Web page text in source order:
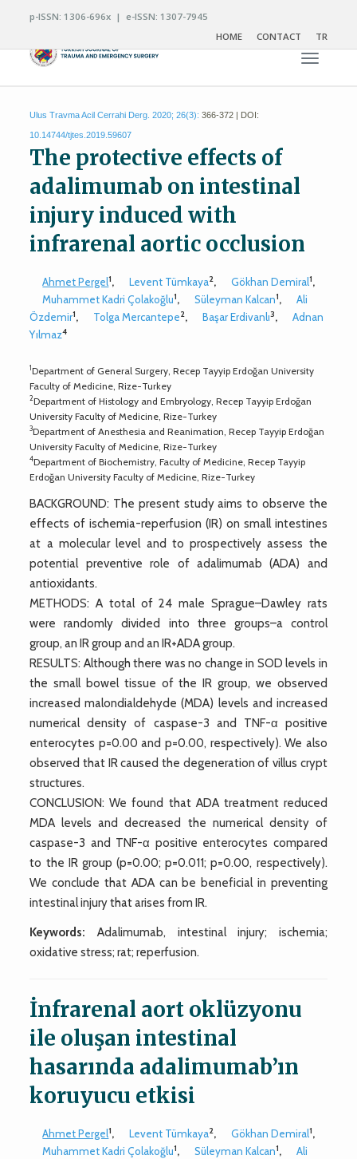
p-ISSN: 1306-696x | e-ISSN: 1307-7945
HOME
CONTACT TR
Toggle
Ulus Travma Acil Cerrahi Derg. 2020; 26(3): 366-372 | DOI:
10.14744/tjtes.2019.59607
The protective effects of
adalimumab on intestinal
injury induced with
infrarenal aortic occlusion
Ahmet Pergel1, Levent Tümkaya2, Gökhan Demiral1,
Muhammet Kadri Çolakoğlu1, Süleyman Kalcan1,
Ali
Özdemir1, Tolga Mercantepe2, Başar Erdivanlı3,
Adnan
Yılmaz4
1Department of General Surgery, Recep Tayyip Erdoğan University
Faculty of Medicine, Rize-Turkey
2Department of Histology and Embryology, Recep Tayyip Erdoğan
University Faculty of Medicine, Rize-Turkey
3Department of Anesthesia and Reanimation, Recep Tayyip Erdoğan
University Faculty of Medicine, Rize-Turkey
4Department of Biochemistry, Faculty of Medicine, Recep Tayyip
Erdoğan University Faculty of Medicine, Rize-Turkey
BACKGROUND: The present study aims to observe the
effects of ischemia-reperfusion (IR) on small intestines
at a molecular level and to prospectively assess the
potential preventive role of adalimumab (ADA) and
antioxidants.
METHODS: A total of 24 male Sprague–Dawley rats
were randomly divided into three groups–a control
group, an IR group and an IR+ADA group.
RESULTS: Although there was no change in SOD levels in
the small bowel tissue of the IR group, we observed
increased malondialdehyde (MDA) levels and increased
numerical density of caspase-3 and TNF-α positive
enterocytes p=0.00 and p=0.00, respectively). We also
observed that IR caused the degeneration of villus crypt
structures.
CONCLUSION: We found that ADA treatment reduced
MDA levels and decreased the numerical density of
caspase-3 and TNF-α positive enterocytes compared
to the IR group (p=0.00; p=0.011; p=0.00, respectively).
We conclude that ADA can be beneficial in preventing
intestinal injury that arises from IR.
Keywords: Adalimumab, intestinal injury; ischemia;
oxidative stress; rat; reperfusion.
İnfrarenal aort oklüzyonu
ile oluşan intestinal
hasarında adalimumab’ın
koruyucu etkisi
Ahmet Pergel1, Levent Tümkaya2, Gökhan Demiral1,
Muhammet Kadri Çolakoğlu1, Süleyman Kalcan1,
Ali